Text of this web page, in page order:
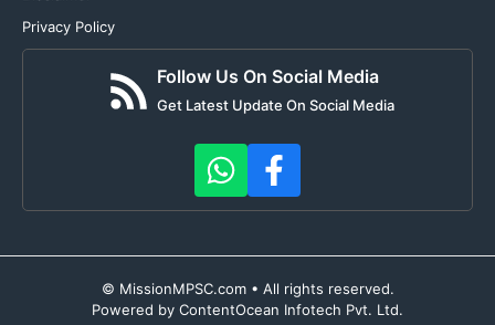
Privacy Policy
Follow Us On Social Media
Get Latest Update On Social Media
© MissionMPSC.com • All rights reserved.
Powered by ContentOcean Infotech Pvt. Ltd.